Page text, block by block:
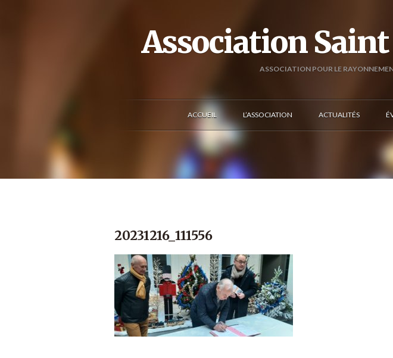
Association
ASSOCIATION POUR LE
ACCUEIL L’ASSOCIATION ACTUALITÉS
20231216_111556